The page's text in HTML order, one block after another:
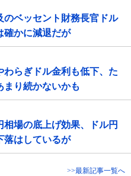
ベッセント財務長官ドル
確かに減退だが
らぎドル金利も低下、た
まり続かないかも
場の底上げ効果、ドル円
落はしているが
>>最新記事一覧へ